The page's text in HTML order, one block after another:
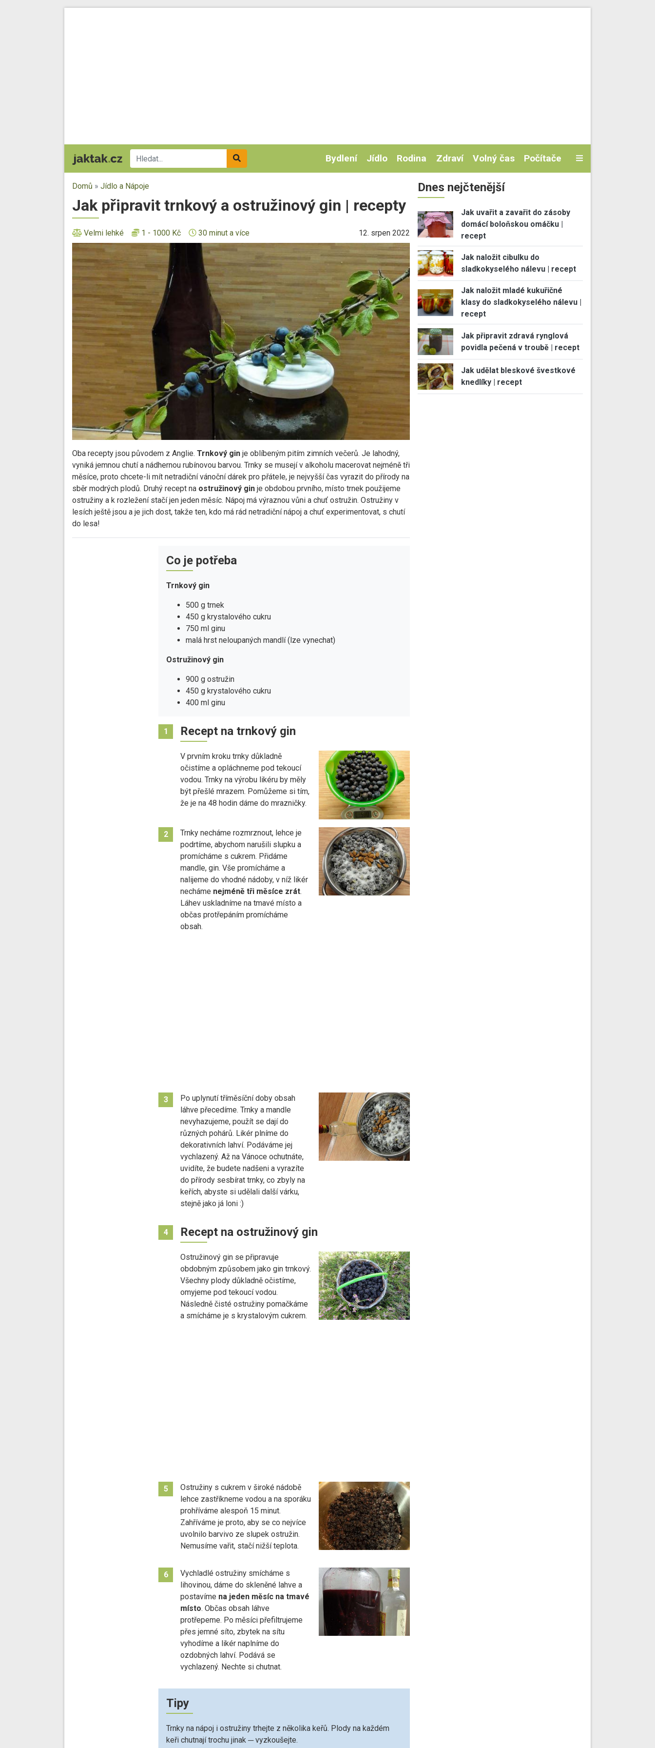
Bydlení Jídlo Rodina Zdraví Volný čas Počítače
Domů » Jídlo a Nápoje
Jak připravit trnkový a ostružinový gin | recepty
Velmi lehké 1 - 1000 Kč 30 minut a více 12. srpen 2022
Oba recepty jsou původem z Anglie. Trnkový gin je oblíbeným pitím zimních večerů. Je lahodný,
vyniká jemnou chutí a nádhernou rubínovou barvou. Trnky se musejí v alkoholu macerovat nejméně tři
měsíce, proto chcete-li mít netradiční vánoční dárek pro přátele, je nejvyšší čas vyrazit do přírody na
sběr modrých plodů. Druhý recept na ostružinový gin je obdobou prvního, místo trnek použijeme
ostružiny a k rozležení stačí jen jeden měsíc. Nápoj má výraznou vůni a chuť ostružin. Ostružiny v
lesích ještě jsou a je jich dost, takže ten, kdo má rád netradiční nápoj a chuť experimentovat, s chutí
do lesa!
Co je potřeba
Trnkový gin
500 g trnek
450 g krystalového cukru
750 ml ginu
malá hrst neloupaných mandlí (lze vynechat)
Ostružinový gin
900 g ostružin
450 g krystalového cukru
400 ml ginu
1 Recept na trnkový gin
V prvním kroku trnky důkladně
očistíme a opláchneme pod tekoucí
vodou. Trnky na výrobu likéru by měly
být přešlé mrazem. Pomůžeme si tím,
že je na 48 hodin dáme do mrazničky.
2
Trnky necháme rozmrznout, lehce je
podrtíme, abychom narušili slupku a
promícháme s cukrem. Přidáme
mandle, gin. Vše promícháme a
nalijeme do vhodné nádoby, v níž likér
necháme nejméně tři měsíce zrát.
Láhev uskladníme na tmavé místo a
občas protřepáním promícháme
obsah.
3
Po uplynutí tříměsíční doby obsah
láhve přecedíme. Trnky a mandle
nevyhazujeme, použít se dají do
různých pohárů. Likér plníme do
dekorativních lahví. Podáváme jej
vychlazený. Až na Vánoce ochutnáte,
uvidíte, že budete nadšeni a vyrazíte
do přírody sesbírat trnky, co zbyly na
keřích, abyste si udělali další várku,
stejně jako já loni :)
4 Recept na ostružinový gin
Ostružinový gin se připravuje
obdobným způsobem jako gin trnkový.
Všechny plody důkladně očistíme,
omyjeme pod tekoucí vodou.
Následně čisté ostružiny pomačkáme
a smícháme je s krystalovým cukrem.
5
Ostružiny s cukrem v široké nádobě
lehce zastříkneme vodou a na sporáku
prohříváme alespoň 15 minut.
Zahříváme je proto, aby se co nejvíce
uvolnilo barvivo ze slupek ostružin.
Nemusíme vařit, stačí nižší teplota.
6
Vychladlé ostružiny smícháme s
lihovinou, dáme do skleněné lahve a
postavíme na jeden měsíc na tmavé
místo. Občas obsah láhve
protřepeme. Po měsíci přefiltrujeme
přes jemné síto, zbytek na sítu
vyhodíme a likér naplníme do
ozdobných lahví. Podává se
vychlazený. Nechte si chutnat.
Tipy
Trnky na nápoj i ostružiny trhejte z několika keřů. Plody na každém
keři chutnají trochu jinak ─ vyzkoušejte.
Dnes nejčtenější
Jak uvařit a zavařit do zásoby
domácí boloňskou omáčku |
recept
Jak naložit cibulku do
sladkokyselého nálevu | recept
Jak naložit mladé kukuřičné
klasy do sladkokyselého nálevu |
recept
Jak připravit zdravá rynglová
povidla pečená v troubě | recept
Jak udělat bleskové švestkové
knedlíky | recept